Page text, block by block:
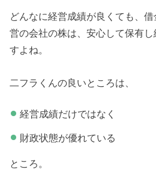
どんなに経営成績が良くても、
営の会社の株は、安心して保有
すよね。
二フラくんの良いところは、
経営成績だけではなく
財政状態が優れている
ところ。